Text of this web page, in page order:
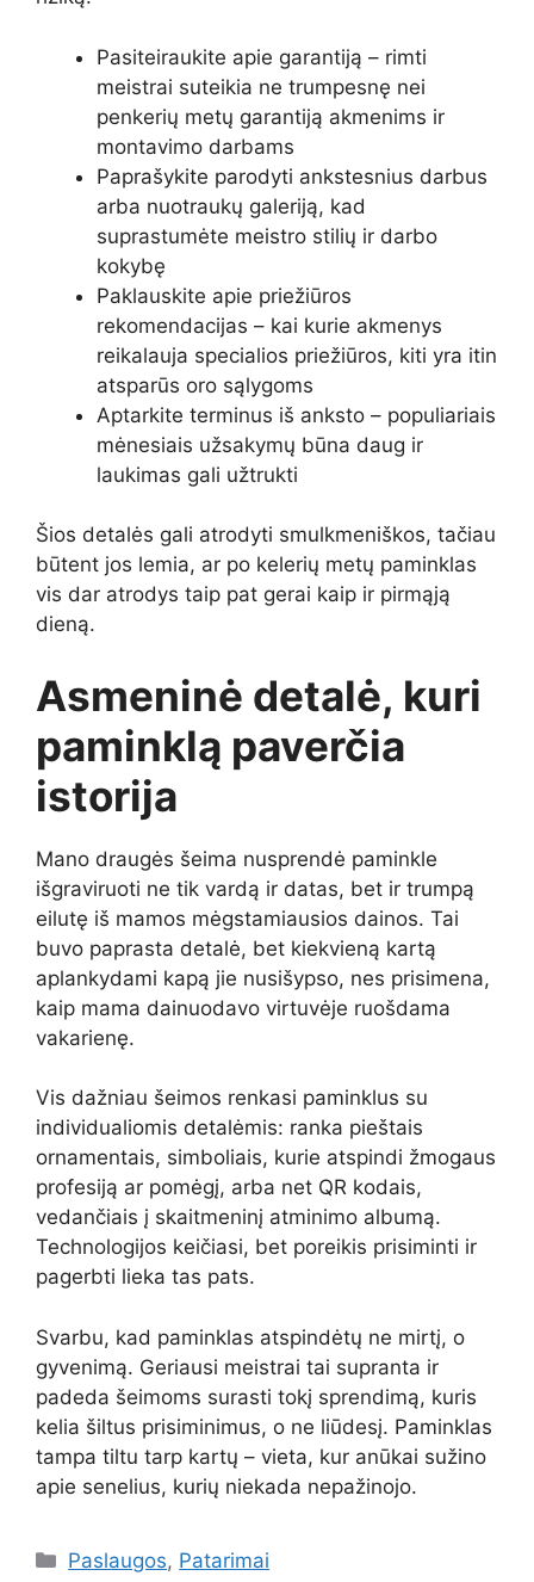
Pasiteiraukite apie garantiją – rimti
meistrai suteikia ne trumpesnę nei
penkerių metų garantiją akmenims ir
montavimo darbams
Paprašykite parodyti ankstesnius darbus
arba nuotraukų galeriją, kad
suprastumėte meistro stilių ir darbo
kokybę
Paklauskite apie priežiūros
rekomendacijas – kai kurie akmenys
reikalauja specialios priežiūros, kiti yra itin
atsparūs oro sąlygoms
Aptarkite terminus iš anksto – populiariais
mėnesiais užsakymų būna daug ir
laukimas gali užtrukti
Šios detalės gali atrodyti smulkmeniškos, tačiau
būtent jos lemia, ar po kelerių metų paminklas
vis dar atrodys taip pat gerai kaip ir pirmąją
dieną.
Asmeninė detalė, kuri
paminklą paverčia
istorija
Mano draugės šeima nusprendė paminkle
išgraviruoti ne tik vardą ir datas, bet ir trumpą
eilutę iš mamos mėgstamiausios dainos. Tai
buvo paprasta detalė, bet kiekvieną kartą
aplankydami kapą jie nusišypso, nes prisimena,
kaip mama dainuodavo virtuvėje ruošdama
vakarienę.
Vis dažniau šeimos renkasi paminklus su
individualiomis detalėmis: ranka pieštais
ornamentais, simboliais, kurie atspindi žmogaus
profesiją ar pomėgį, arba net QR kodais,
vedančiais į skaitmeninį atminimo albumą.
Technologijos keičiasi, bet poreikis prisiminti ir
pagerbti lieka tas pats.
Svarbu, kad paminklas atspindėtų ne mirtį, o
gyvenimą. Geriausi meistrai tai supranta ir
padeda šeimoms surasti tokį sprendimą, kuris
kelia šiltus prisiminimus, o ne liūdesį. Paminklas
tampa tiltu tarp kartų – vieta, kur anūkai sužino
apie senelius, kurių niekada nepažinojo.
Kategorijos
Paslaugos, Patarimai